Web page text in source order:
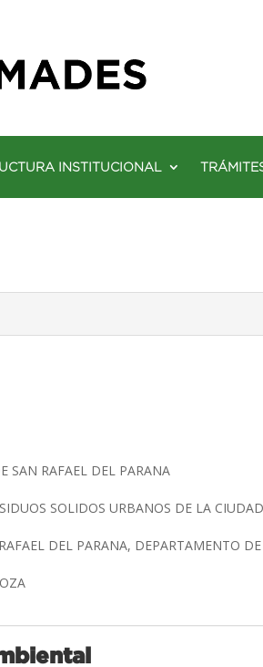
INSTITUCIONAL
SAN RAFAEL DEL PARANA
SOLIDOS URBANOS DE LA
DEL PARANA, DEPARTAMENTO